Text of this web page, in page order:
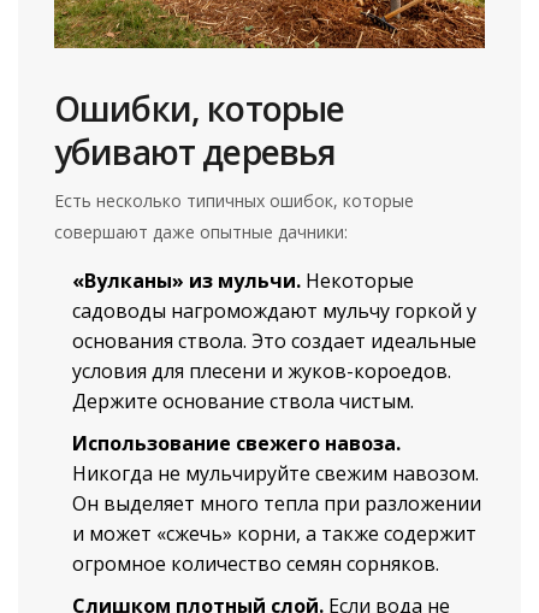
Ошибки, которые
убивают деревья
Есть несколько типичных ошибок, которые
совершают даже опытные дачники:
«Вулканы» из мульчи. Некоторые
садоводы нагромождают мульчу горкой у
основания ствола. Это создает идеальные
условия для плесени и жуков-короедов.
Держите основание ствола чистым.
Использование свежего навоза.
Никогда не мульчируйте свежим навозом.
Он выделяет много тепла при разложении
и может «сжечь» корни, а также содержит
огромное количество семян сорняков.
Слишком плотный слой. Если вода не